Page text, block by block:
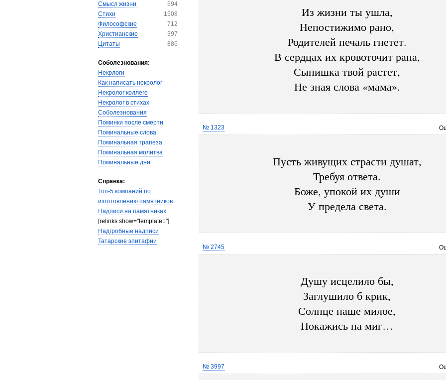
Смысл жизни
594
Стихи
1508
Философские
712
Христианские
397
Цитаты
886
Соболезнования:
Некрлоги
Как написать некролог
Некролог коллеге
Некролог в стихах
Соболезнования
Поминки после смерти
Поминальные слова
Поминальная трапеза
Поминальная молитва
Поминальные дни
Справка:
Топ-5 компаний по
изготовлению памятников
Надписи на памятниках
[relinks show="template1"]
Надгробные надписи
Татарские эпитафии
Из жизни ты ушла,
Непостижимо рано,
Родителей печаль гнетет.
В сердцах их кровоточит рана,
Сынишка твой растет,
Не зная слова «мама».
№ 1323
Пусть живущих страсти душат,
Требуя ответа.
Боже, упокой их души
У предела света.
№ 2745
Душу исцелило бы,
Заглушило б крик,
Солнце наше милое,
Покажись на миг…
№ 3997